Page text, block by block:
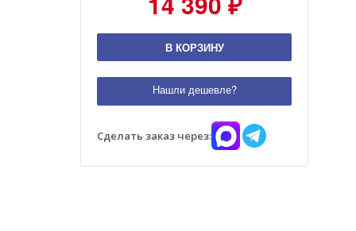
В КОРЗИНУ
Нашли дешевле?
Сделать заказ через: